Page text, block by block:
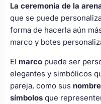
La ceremonia de la
que se puede
forma de hacerla aún
marco y botes
El marco puede ser
elegantes y simbólicos
pareja, como sus
símbolos que